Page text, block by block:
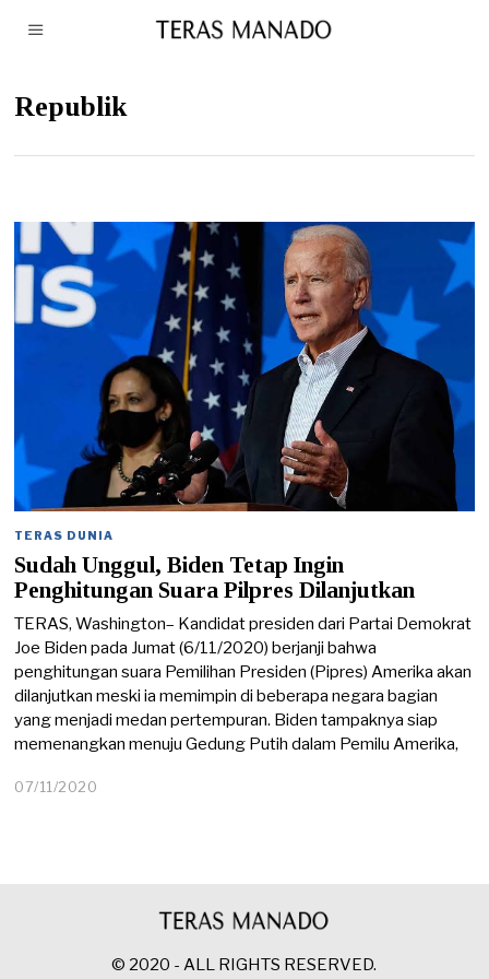
Republik
TERAS DUNIA
Sudah Unggul, Biden Tetap Ingin
Penghitungan Suara Pilpres Dilanjutkan
TERAS, Washington– Kandidat presiden dari Partai Demokrat
Joe Biden pada Jumat (6/11/2020) berjanji bahwa
penghitungan suara Pemilihan Presiden (Pipres) Amerika akan
dilanjutkan meski ia memimpin di beberapa negara bagian
yang menjadi medan pertempuran. Biden tampaknya siap
memenangkan menuju Gedung Putih dalam Pemilu Amerika,
07/11/2020
© 2020 - ALL RIGHTS RESERVED.